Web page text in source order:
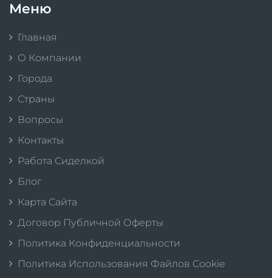
Меню
Главная
О Компании
Города
Страны
Вопросы
Контакты
Работа Сиделкой
Блог
Карта Сайта
Договор Публичной Оферты
Политика Конфиденциальности
Политика Использования Файлов Cookie